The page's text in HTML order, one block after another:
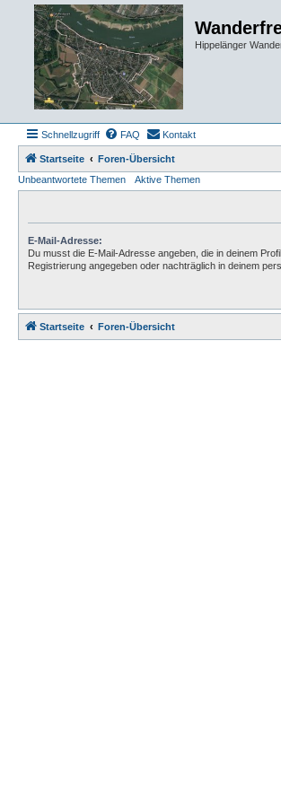
Hippelänger
Schnellzugriff FAQ Kontakt
Startseite
Foren-Übersicht
Unbeantwortete Themen
Aktive Themen
E-Mail-Adresse:
Du musst die E-Mail-Adresse angeben, die in deinem
Registrierung angegeben oder nachträglich in deinem
Startseite Foren-Übersicht